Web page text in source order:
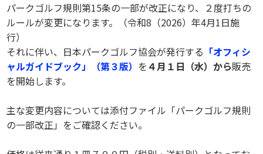
パークゴルフ規則第15条の一部が改正になり、２度打ちの
ルールが変更になります。（令和8（2026）年4月1日施
行）
それに伴い、日本パークゴルフ協会が発行する 「オフィシ
ャルガイドブック」（第３版） を ４月１日（水）から販売
を開始します。
主な変更内容については添付ファイル「パークゴルフ規則
の一部改正」をご確認ください。